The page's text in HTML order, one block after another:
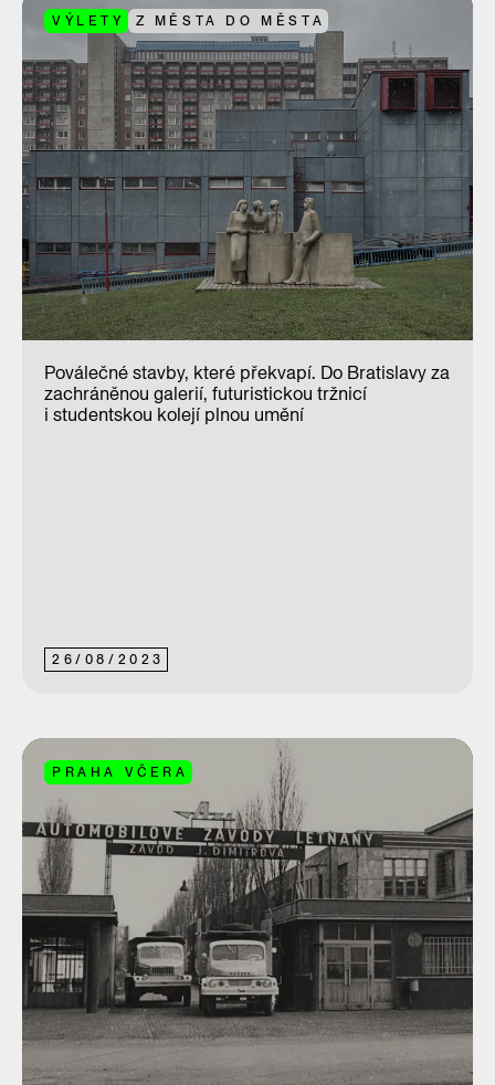
VÝLETY Z MĚSTA DO MĚSTA
26/ 08/ 2023
Poválečné stavby, které překvapí. Do Bratislavy za
zachráněnou galerií, futuristickou tržnicí
i studentskou kolejí plnou umění
PRAHA VČERA